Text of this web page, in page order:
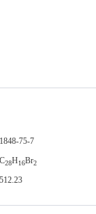
75-7
28H16Br2